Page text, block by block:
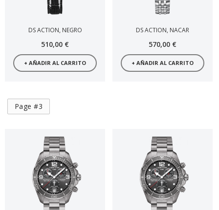
DS ACTION, NEGRO
510,00 €
+ AÑADIR AL CARRITO
DS ACTION, NACAR
570,00 €
+ AÑADIR AL CARRITO
Page #3